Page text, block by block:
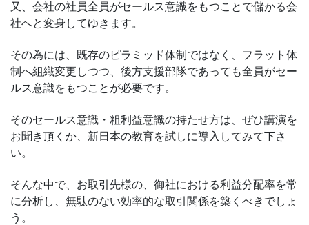
又、会社の社員全員がセールス意識をもつことで儲かる会
社へと変身してゆきます。
その為には、既存のピラミッド体制ではなく、フラット体
制へ組織変更しつつ、後方支援部隊であっても全員がセー
ルス意識をもつことが必要です。
そのセールス意識・粗利益意識の持たせ方は、ぜひ講演を
お聞き頂くか、新日本の教育を試しに導入してみて下さ
い。
そんな中で、お取引先様の、御社における利益分配率を常
に分析し、無駄のない効率的な取引関係を築くべきでしょ
う。